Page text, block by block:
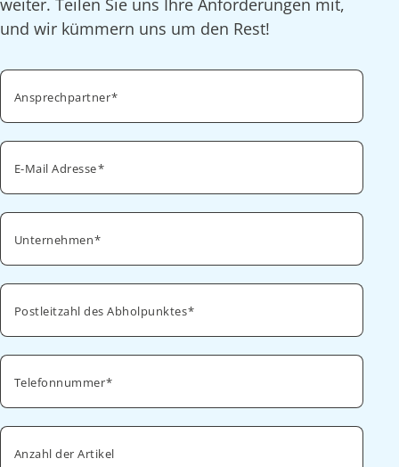
weiter. Teilen Sie uns Ihre Anforderungen mit,
und wir kümmern uns um den Rest!
Ansprechpartner
E-Mail Adresse
Unternehmen
Postleitzahl des Abholpunktes
Telefonnummer
Anzahl der Artikel